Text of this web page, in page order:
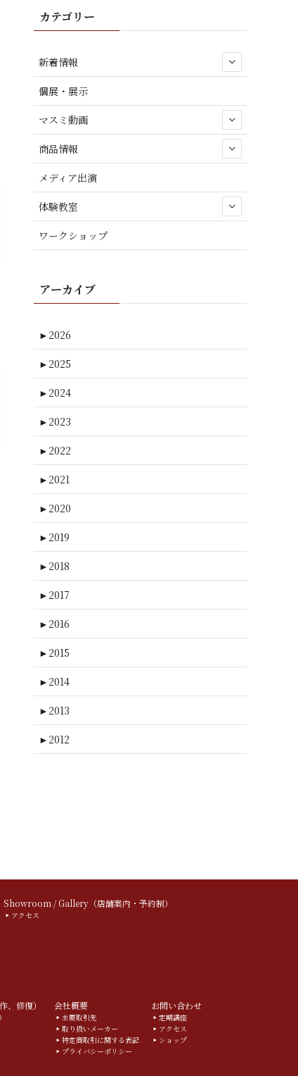
カテゴリー
新着情報
個展・展示
マスミ動画
商品情報
メディア出演
体験教室
ワークショップ
アーカイブ
► 2026
► 2025
► 2024
► 2023
► 2022
► 2021
► 2020
► 2019
► 2018
► 2017
► 2016
► 2015
► 2014
► 2013
► 2012
Showroom / Gallery（店舗案内・予約制）
アクセス
、修復） 会社概要
主要取引先
取り扱いメーカー
特定商取引に関する表記
プライバシーポリシー
お問い合わせ
定期講座
アクセス
ショップ